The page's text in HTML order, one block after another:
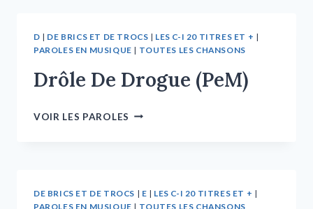
D | DE BRICS ET DE TROCS | LES C-I 20 TITRES ET + |
PAROLES EN MUSIQUE | TOUTES LES CHANSONS
Drôle De Drogue (PeM)
VOIR LES PAROLES
DE BRICS ET DE TROCS | E | LES C-I 20 TITRES ET + |
PAROLES EN MUSIQUE | TOUTES LES CHANSONS